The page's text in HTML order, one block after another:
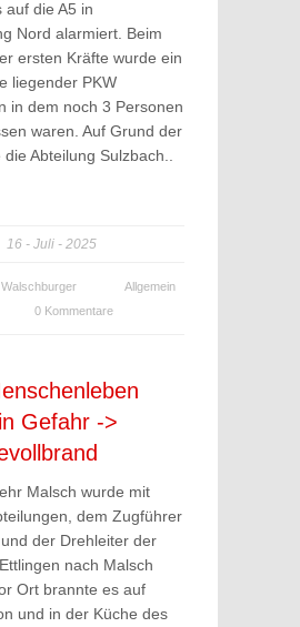
auf die A5 in
Nord alarmiert. Beim
ersten Kräfte wurde ein
liegender PKW
in dem noch 3 Personen
waren. Auf Grund der
Abteilung Sulzbach..
16 Juli 2025
Allgemein
0 Kommentare
Gefahr ->
Malsch wurde mit
dem Zugführer
der Drehleiter der
nach Malsch
Ort brannte es auf
und in der Küche des